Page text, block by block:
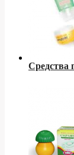
Средства